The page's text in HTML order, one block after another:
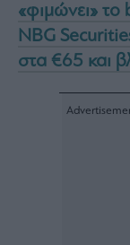
«φιμώνει»
NBG
στα €65 και